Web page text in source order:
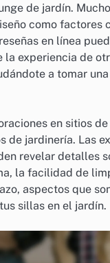
de jardín.
como factores
en línea
la experiencia de
a tomar
en sitios
de jardinería. Las
revelar detalles
la facilidad de
aspectos que
sillas en el jardín.